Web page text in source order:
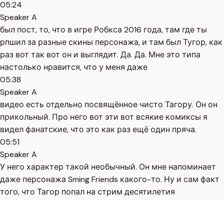
05:24
Speaker A
был пост, то, что в игре Робкса 2016 года, там где ты
рпшил за разные скины персонажа, и там был Тугор, как
раз вот так вот он и выглядит. Да. Да. Мне это типа
настолько нравится, что у меня даже
05:38
Speaker A
видео есть отдельно посвящённое чисто Тагору. Он он
прикольный. Про него вот эти вот всякие комиксы я
видел фанатские, что это как раз ещё один пряча.
05:51
Speaker A
У него характер такой необычный. Он мне напоминает
даже персонажа Sming Friends какого-то. Ну и сам факт
того, что Тагор попал на стрим десятилетия